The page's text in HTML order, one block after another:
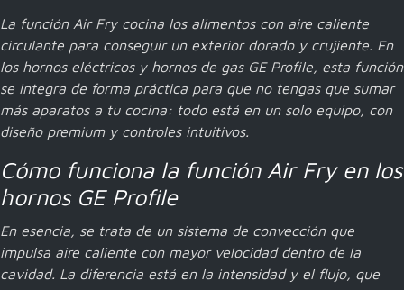
La función Air Fry cocina los alimentos con aire caliente
circulante para conseguir un exterior dorado y crujiente. En
los hornos eléctricosy hornos de gas GE Profile, esta función
se integra de forma práctica para que no tengas que sumar
más aparatos a tu cocina: todo está en un solo equipo, con
diseño premium y controles intuitivos.
Cómo funciona la función Air Fry en los
hornos GE Profile
En esencia, se trata de un sistema de convección que
impulsa aire caliente con mayor velocidad dentro de la
cavidad. La diferencia está en la intensidad y el flujo, que